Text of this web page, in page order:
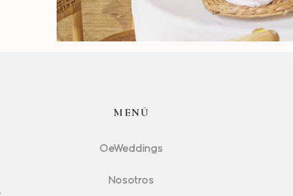
MENÚ
OeWeddings
Nosotros